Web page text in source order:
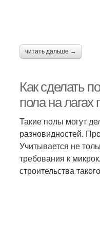
читать дальше →
Как сделать
пола на
Такие полы могут
разновидностей.
Учитывается не
требования к
строительства